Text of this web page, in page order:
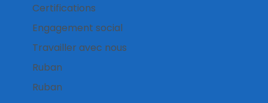
Certifications
Engagement social
Travailler avec nous
Ruban
Ruban